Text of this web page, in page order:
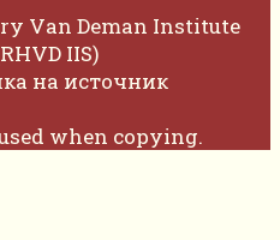
Van Deman Institute
IIS)
на источник
when copying.